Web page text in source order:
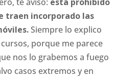
traen incorporado las
Siempre lo explico
porque me parece
nos lo grabemos a fuego
casos extremos y en